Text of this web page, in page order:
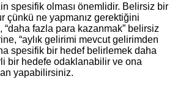
spesifik olması önemlidir. Belirsiz bir
çünkü ne yapmanız gerektiğini
fazla para kazanmak” belirsiz
“aylık gelirimi mevcut gelirimden
spesifik bir hedef belirlemek daha
bir hedefe odaklanabilir ve ona
yapabilirsiniz.